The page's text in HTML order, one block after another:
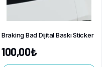
Braking Bad Dijital Baskı Sticker
100,00₺